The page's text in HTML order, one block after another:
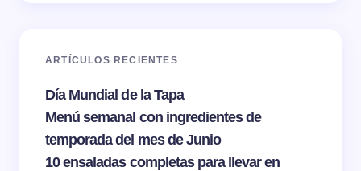
ARTÍCULOS RECIENTES
Día Mundial de la Tapa
Menú semanal con ingredientes de
temporada del mes de Junio
10 ensaladas completas para llevar en